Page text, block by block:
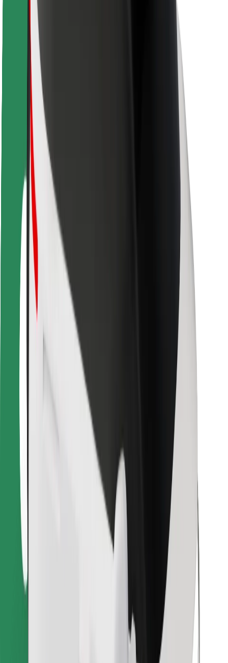
Gradovi
Zračne luke
Bolt stanice za punjenje
Podrška
Za korisnike
Za vozače
Za dostavljače
Bolt Food
Za vlasnike flota
Za restorane
Bolt for Business
Ostalo
Dobavljači
Uvjeti i odredbe
Zatraži vožnju i putuj kroz nekoliko minuta!
Preuzmi aplikaciju Bolt
Pronađi svoje najdraže jelo!
Preuzmi aplikaciju Bolt Food